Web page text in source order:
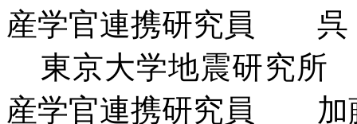
産学官連携研究員
東京大
産学官連携研究員 加